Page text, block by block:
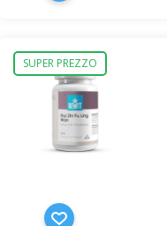
SUPER PREZZO